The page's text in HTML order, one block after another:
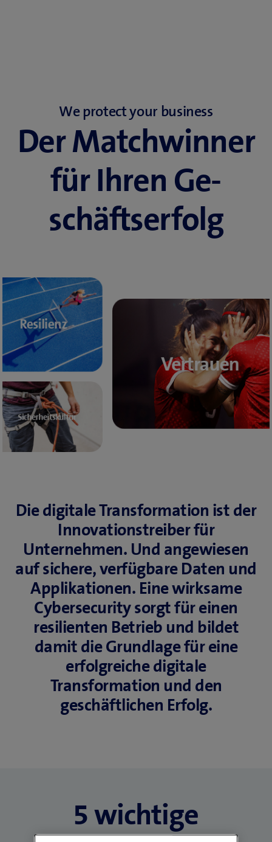
We protect your business
Der Match­winner
für Ihren Ge­
schäftserfolg
Resilienz
Sicherheitskultur
Vertrauen
Die digitale Transformation ist der
Innovationstreiber für
Unternehmen. Und angewiesen
auf sichere, verfügbare Daten und
Applikationen. Eine wirksame
Cybersecurity sorgt für einen
resilienten Betrieb und bildet
damit die Grundlage für eine
erfolgreiche digitale
Transformation und den
geschäftlichen Erfolg.
5 wichtige